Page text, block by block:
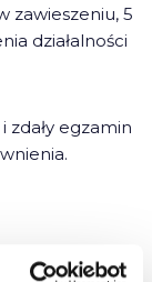
zawieszeniu, 5
działalności
zdały egzamin